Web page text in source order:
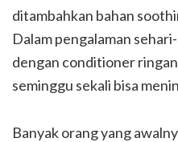
ditambahkan bahan
Dalam pengalaman
dengan conditioner
seminggu sekali bisa
Banyak orang yang